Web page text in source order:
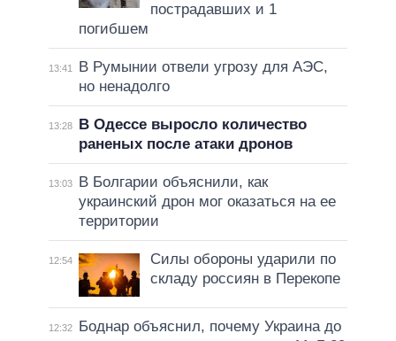
пострадавших и 1
погибшем
13:41
В Румынии отвели угрозу для АЭС,
но ненадолго
13:28
В Одессе выросло количество
раненых после атаки дронов
13:03
В Болгарии объяснили, как
украинский дрон мог оказаться на ее
территории
12:54
Силы обороны ударили по
складу россиян в Перекопе
12:32
Боднар объяснил, почему Украина до